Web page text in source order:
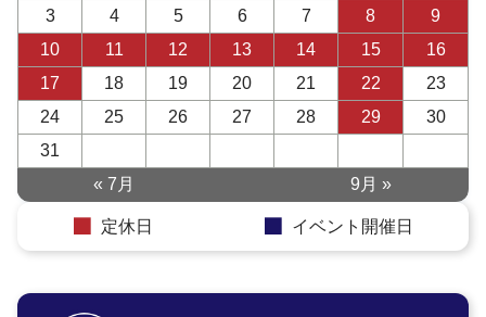
3
4 5 6 7 8
9
10
11 12 13 14 15
16
17
18 19 20 21 22
23
24
25 26 27 28 29
30
31
« 7月
9月 »
定休日 イベント開催日